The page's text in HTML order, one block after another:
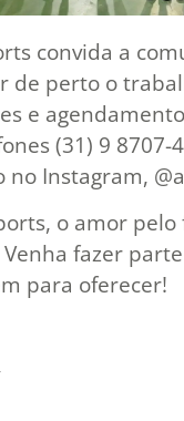
convida a
de perto o
e
(31) 9
no Instagram,
o amor
fazer
para oferecer!